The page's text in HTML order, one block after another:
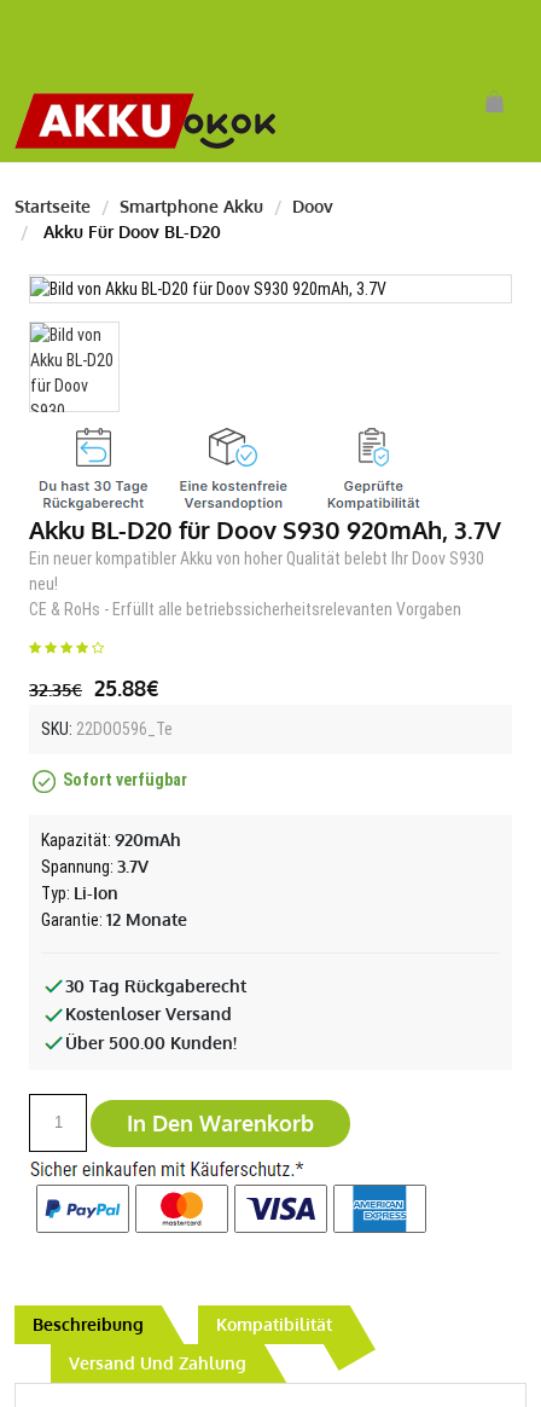
Startseite Smartphone Akku
Doov
Akku Für Doov BL-D20
Akku BL-D20 für Doov S930 920mAh, 3.7V
Ein neuer kompatibler Akku von hoher Qualität belebt Ihr Doov S930
neu!
CE & RoHs - Erfüllt alle betriebssicherheitsrelevanten Vorgaben
32.35€ 25.88€
SKU: 22DOO596_Te
Sofort verfügbar
Kapazität: 920mAh
Spannung: 3.7V
Typ: Li-Ion
Garantie: 12 Monate
30 Tag Rückgaberecht
Kostenloser Versand
Über 500.00 Kunden!
In Den Warenkorb
Beschreibung
Kompatibilität
Versand Und Zahlung